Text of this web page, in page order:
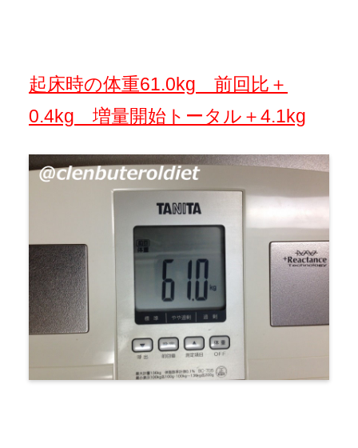
起床時の体重61.0kg 前回比＋
0.4kg 増量開始トータル＋4.1kg